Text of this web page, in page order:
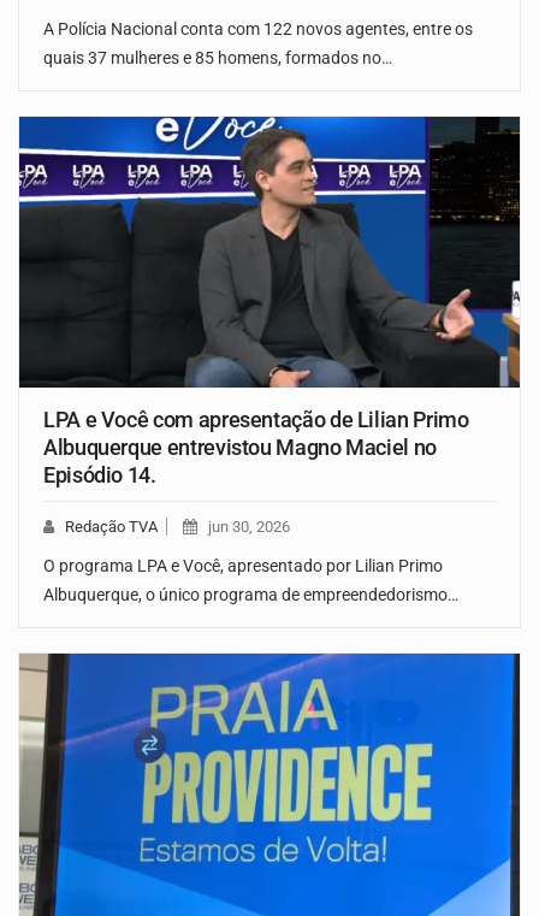
A Polícia Nacional conta com 122 novos agentes, entre os
quais 37 mulheres e 85 homens, formados no…
LPA e Você com apresentação de Lilian Primo
Albuquerque entrevistou Magno Maciel no
Episódio 14.
Redação TVA jun 30, 2026
O programa LPA e Você, apresentado por Lilian Primo
Albuquerque, o único programa de empreendedorismo…